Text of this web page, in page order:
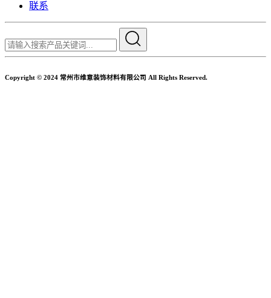
联系
Copyright © 2024 常州市维意装饰材料有限公司 All Rights Reserved.